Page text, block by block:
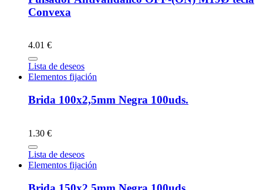
Convexa
4.01 €
Lista de deseos
Elementos fijación
Brida 100x2,5mm Negra 100uds.
1.30 €
Lista de deseos
Elementos fijación